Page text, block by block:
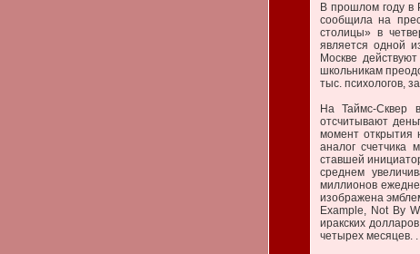
В прошлом году в
сообщила на
столицы» в
является одной
Москве
школьникам
тыс. психологов,
На Таймс-Сквер
отсчитывают
момент открытия
аналог счетчика
ставшей
среднем
миллионов
изображена
Example, Not By
иракских
четырех месяцев. .